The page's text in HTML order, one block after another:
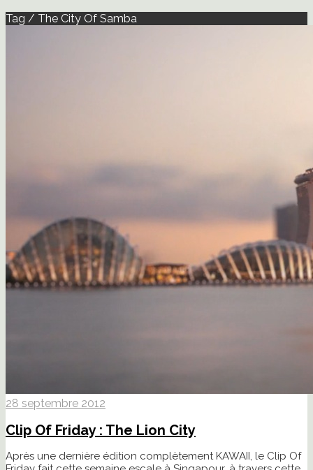
Tag / The City Of Samba
28 septembre 2012
Clip Of Friday : The Lion City
Après une dernière édition complètement KAWAII, le Clip Of